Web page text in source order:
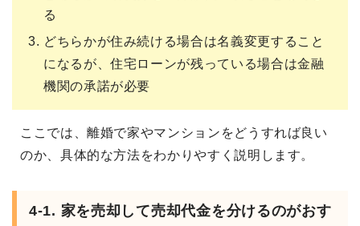
る
どちらかが住み続ける場合は名義変更すること
になるが、住宅ローンが残っている場合は金融
機関の承諾が必要
ここでは、離婚で家やマンションをどうすれば良い
のか、具体的な方法をわかりやすく説明します。
4-1. 家を売却して売却代金を分けるのがおす